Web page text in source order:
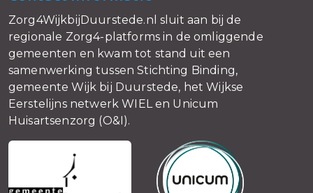
Zorg4WijkbijDuurstede.nl sluit aan bij de
regionale Zorg4-platforms in de omliggende
gemeenten en kwam tot stand uit een
samenwerking tussen Stichting Binding,
gemeente Wijk bij Duurstede, het Wijkse
Eerstelijns netwerk WIEL en Unicum
Huisartsenzorg (O&I).